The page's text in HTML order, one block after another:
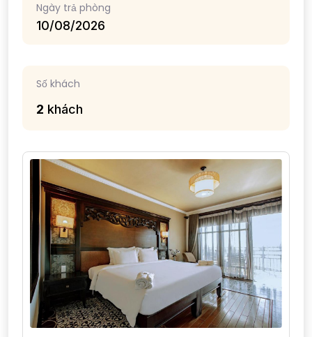
Ngày trả phòng
Số khách
2 khách